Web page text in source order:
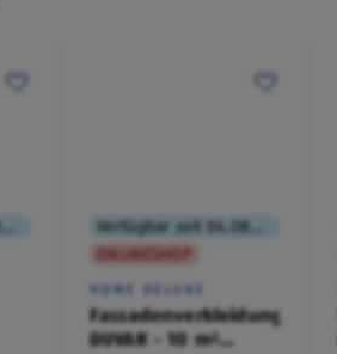
ONLINESHOP
HOME DELUXE
Fassadenverkleidung
DUVAR - 10 m²